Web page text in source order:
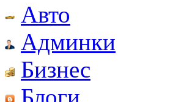
Авто
Админки
Бизнес
Блоги